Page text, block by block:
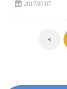
2017/07/07
«